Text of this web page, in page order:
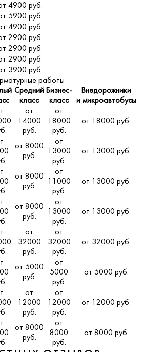
4900 руб.
5900 руб.
4900 руб.
2900 руб.
2900 руб.
2900 руб.
3900 руб.
работы
Средний
класс
Бизнес-
класс
Внедорожники
и микроавтобусы
от
14000
руб.
от
18000
руб.
от 18000 руб.
от 8000
руб.
от
13000
руб.
от 13000 руб.
от 8000
руб.
от
11000
руб.
от 13000 руб.
от 8000
руб.
от
13000
руб.
от 13000 руб.
от
32000
руб.
от
32000
руб.
от 32000 руб.
от 5000
руб.
от
5000
руб.
от 5000 руб.
от
12000
руб.
от
12000
руб.
от 12000 руб.
от 8000
руб.
от
8000
руб.
от 8000 руб.